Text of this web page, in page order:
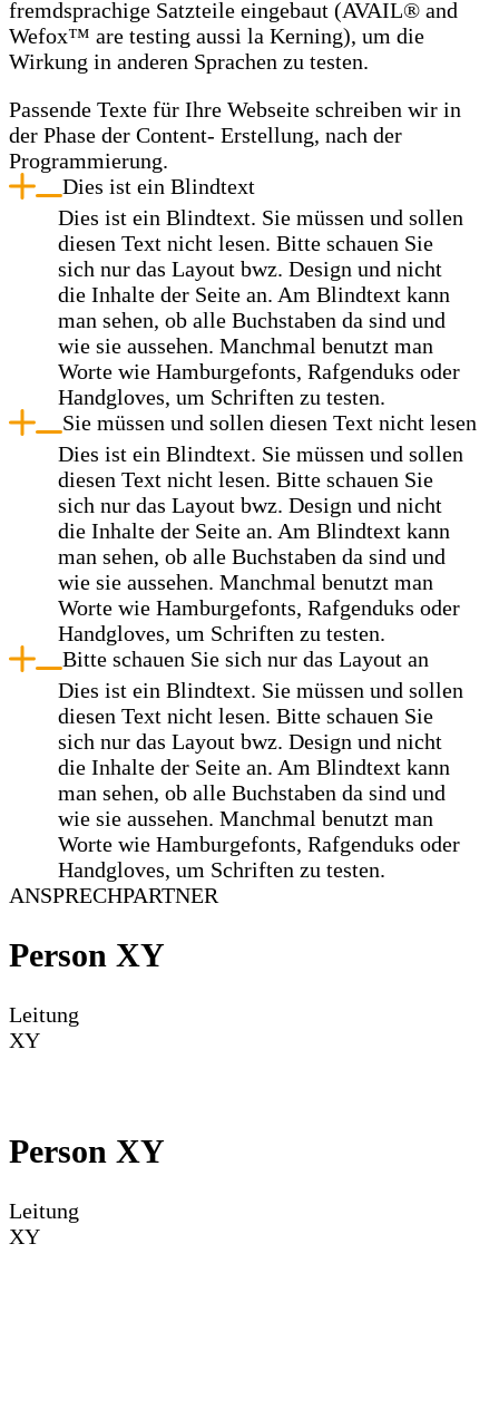
fremdsprachige Satzteile eingebaut (AVAIL® and
Wefox™ are testing aussi la Kerning), um die
Wirkung in anderen Sprachen zu testen.
Passende Texte für Ihre Webseite schreiben wir in
der Phase der Content- Erstellung, nach der
Programmierung.
Dies ist ein Blindtext
Dies ist ein Blindtext. Sie müssen und sollen
diesen Text nicht lesen. Bitte schauen Sie
sich nur das Layout bwz. Design und nicht
die Inhalte der Seite an. Am Blindtext kann
man sehen, ob alle Buchstaben da sind und
wie sie aussehen. Manchmal benutzt man
Worte wie Hamburgefonts, Rafgenduks oder
Handgloves, um Schriften zu testen.
Sie müssen und sollen diesen Text nicht lesen
Dies ist ein Blindtext. Sie müssen und sollen
diesen Text nicht lesen. Bitte schauen Sie
sich nur das Layout bwz. Design und nicht
die Inhalte der Seite an. Am Blindtext kann
man sehen, ob alle Buchstaben da sind und
wie sie aussehen. Manchmal benutzt man
Worte wie Hamburgefonts, Rafgenduks oder
Handgloves, um Schriften zu testen.
Bitte schauen Sie sich nur das Layout an
Dies ist ein Blindtext. Sie müssen und sollen
diesen Text nicht lesen. Bitte schauen Sie
sich nur das Layout bwz. Design und nicht
die Inhalte der Seite an. Am Blindtext kann
man sehen, ob alle Buchstaben da sind und
wie sie aussehen. Manchmal benutzt man
Worte wie Hamburgefonts, Rafgenduks oder
Handgloves, um Schriften zu testen.
ANSPRECHPARTNER
Person XY
Leitung
XY
Person XY
Leitung
XY